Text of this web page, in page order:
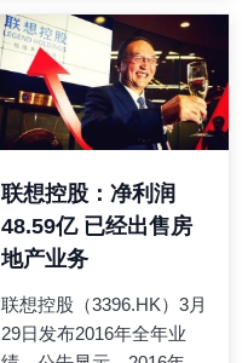
汇储备达845.1亿美元，占
参与官方外汇储备货币构
成 ...
联想控股：净利润
48.59亿 已经出售房
地产业务
联想控股（3396.HK）3月
29日发布2016年全年业